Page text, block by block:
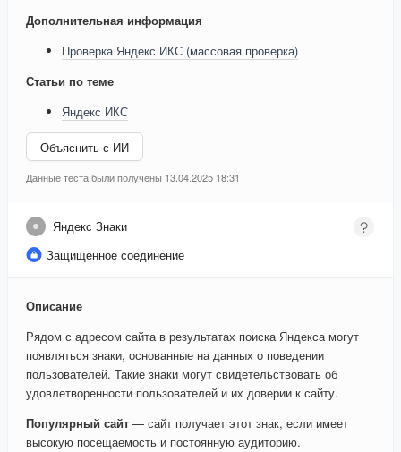
Дополнительная информация
Проверка Яндекс ИКС (массовая проверка)
Статьи по теме
Яндекс ИКС
Объяснить с ИИ
Данные теста были получены 13.04.2025 18:31
Яндекс Знаки
Защищённое соединение
Описание
Рядом с адресом сайта в результатах поиска Яндекса могут
появляться знаки, основанные на данных о поведении
пользователей. Такие знаки могут свидетельствовать об
удовлетворенности пользователей и их доверии к сайту.
Популярный сайт — сайт получает этот знак, если имеет
высокую посещаемость и постоянную аудиторию.